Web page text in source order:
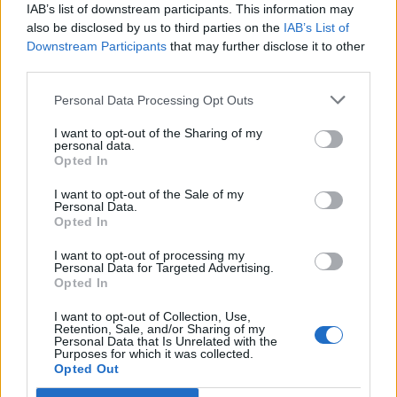
IAB’s list of downstream participants. This information may
also be disclosed by us to third parties on the IAB’s List of
Downstream Participants that may further disclose it to other
Personal Data Processing Opt Outs
I want to opt-out of the Sharing of my
personal data.
Opted In
I want to opt-out of the Sale of my
Personal Data.
Opted In
I want to opt-out of processing my
Personal Data for Targeted Advertising.
Opted In
I want to opt-out of Collection, Use,
Retention, Sale, and/or Sharing of my
Personal Data that Is Unrelated with the
Purposes for which it was collected.
Opted Out
Durrës/ 40-vjeçari humb
ndërtimit dhe ndërron jetë
në spital
Aksident i trefishtë në
njëri nga të plagosurit
dërgohet në spitalin e
Pezeshkian-Khamenei në
Teheran! Ata ishin në një
makinë me xhama të errët,
duke e dëgjuar njëri-
jashtë kontrollit në
masivin pyjor të Drenijës!
Pas Ngrëçanit, pritet